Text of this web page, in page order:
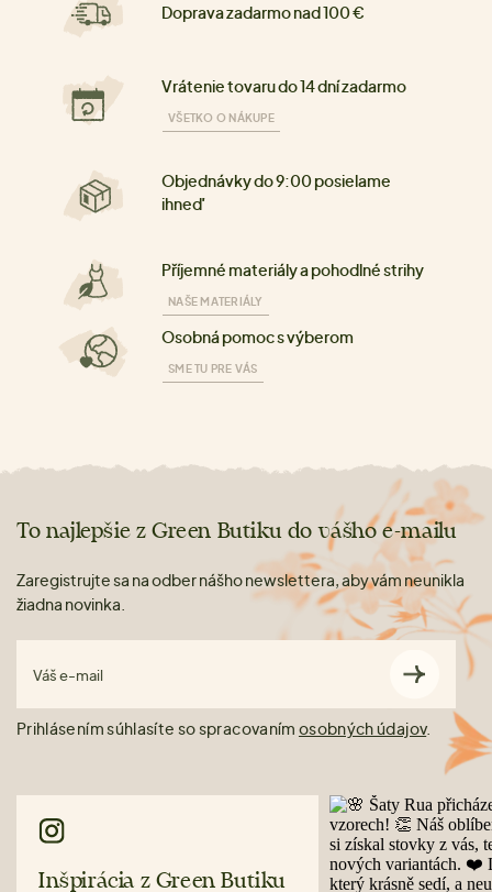
Doprava zadarmo nad 100 €
Vrátenie tovaru do 14 dní zadarmo
VŠETKO O NÁKUPE
Objednávky do 9:00 posielame
ihneď
Příjemné materiály a pohodlné strihy
NAŠE MATERIÁLY
Osobná pomoc s výberom
SME TU PRE VÁS
To najlepšie z Green Butiku do vášho e-mailu
Zaregistrujte sa na odber nášho newslettera, aby vám neunikla
žiadna novinka.
Váš e-mail
Prihlásením súhlasíte so spracovaním osobných údajov.
Inšpirácia z Green Butiku